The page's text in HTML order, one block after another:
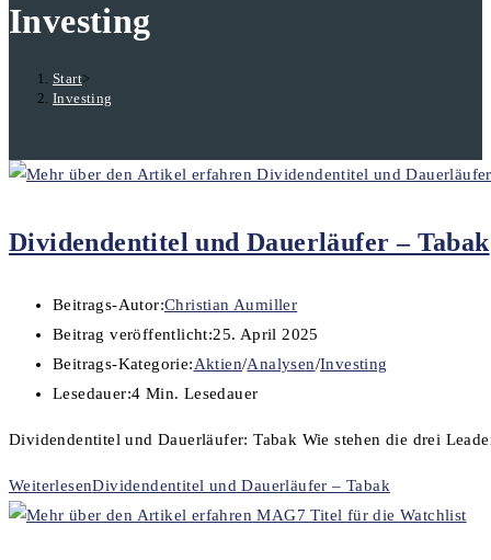
Investing
Start>
Investing
Dividendentitel und Dauerläufer – Tabak
Beitrags-Autor:Christian Aumiller
Beitrag veröffentlicht:25. April 2025
Beitrags-Kategorie:Aktien/Analysen/Investing
Lesedauer:4 Min. Lesedauer
Dividendentitel und Dauerläufer: Tabak Wie stehen die drei
WeiterlesenDividendentitel und Dauerläufer – Tabak